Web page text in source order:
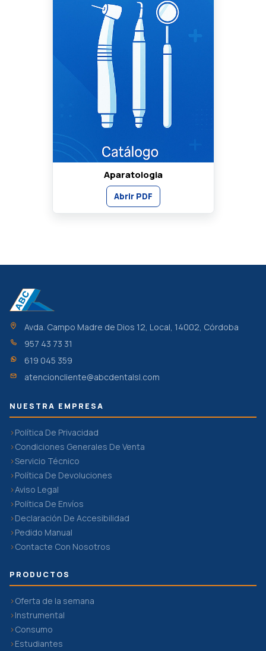
Aparatologia
Abrir PDF
Avda. Campo Madre de Dios 12, Local, 14002, Córdoba
957 43 73 31
619 045 359
atencioncliente@abcdentalsl.com
NUESTRA EMPRESA
Política De Privacidad
Condiciones Generales De Venta
Servicio Técnico
Política De Devoluciones
Aviso Legal
Política De Envíos
Declaración De Accesibilidad
Pedido Manual
Contacte Con Nosotros
PRODUCTOS
Oferta de la semana
Instrumental
Consumo
Estudiantes